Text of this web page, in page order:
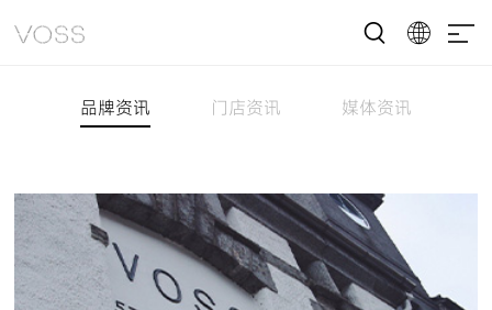
品牌资讯 门店资讯 媒体资讯